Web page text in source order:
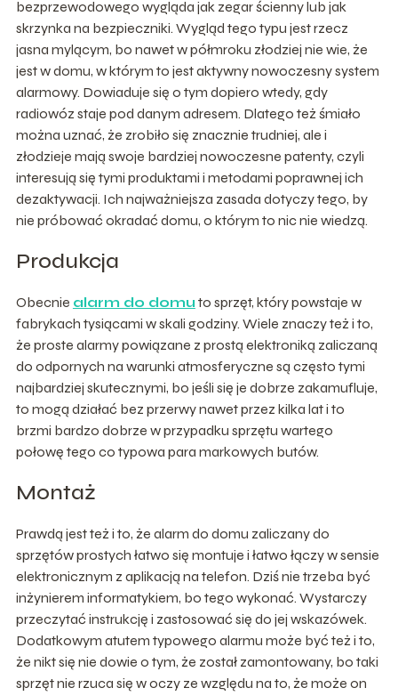
bezprzewodowego wygląda jak zegar ścienny lub jak
skrzynka na bezpieczniki. Wygląd tego typu jest rzecz
jasna mylącym, bo nawet w półmroku złodziej nie wie, że
jest w domu, w którym to jest aktywny nowoczesny system
alarmowy. Dowiaduje się o tym dopiero wtedy, gdy
radiowóz staje pod danym adresem. Dlatego też śmiało
można uznać, że zrobiło się znacznie trudniej, ale i
złodzieje mają swoje bardziej nowoczesne patenty, czyli
interesują się tymi produktami i metodami poprawnej ich
dezaktywacji. Ich najważniejsza zasada dotyczy tego, by
nie próbować okradać domu, o którym to nic nie wiedzą.
Produkcja
Obecnie alarm do domuto sprzęt, który powstaje w
fabrykach tysiącami w skali godziny. Wiele znaczy też i to,
że proste alarmy powiązane z prostą elektroniką zaliczaną
do odpornych na warunki atmosferyczne są często tymi
najbardziej skutecznymi, bo jeśli się je dobrze zakamufluje,
to mogą działać bez przerwy nawet przez kilka lat i to
brzmi bardzo dobrze w przypadku sprzętu wartego
połowę tego co typowa para markowych butów.
Montaż
Prawdą jest też i to, że alarm do domu zaliczany do
sprzętów prostych łatwo się montuje i łatwo łączy w sensie
elektronicznym z aplikacją na telefon. Dziś nie trzeba być
inżynierem informatykiem, bo tego wykonać. Wystarczy
przeczytać instrukcję i zastosować się do jej wskazówek.
Dodatkowym atutem typowego alarmu może być też i to,
że nikt się nie dowie o tym, że został zamontowany, bo taki
sprzęt nie rzuca się w oczy ze względu na to, że może on